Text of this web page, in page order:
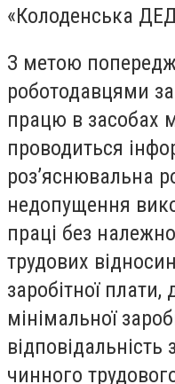
«Колоденська
З метою
роботодавцями
працю в засобах
проводиться
роз’яснювальна
недопущення
праці без
трудових
заробітної
мінімальної
чинного